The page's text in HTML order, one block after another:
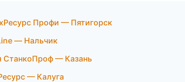
Профи — Пятигорск
— Нальчик
СтанкоПроф — Казань
— Калуга